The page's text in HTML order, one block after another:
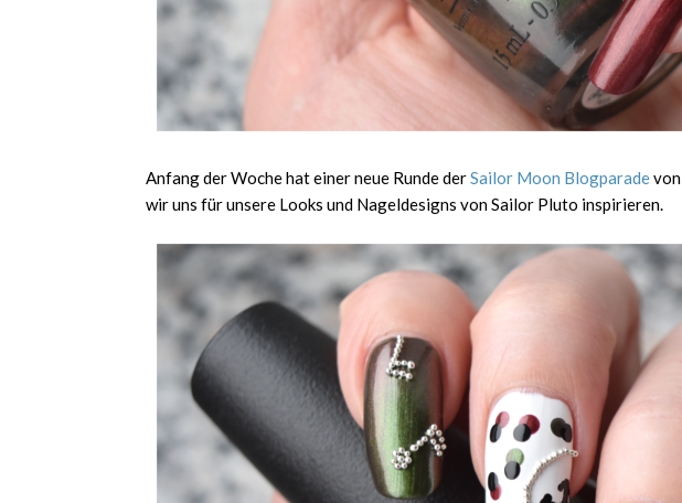
Anfang der Woche hat einer neue Runde derSailor Moon Blogparadevon
wir uns für unsere Looks und Nageldesigns von Sailor Pluto inspirieren.